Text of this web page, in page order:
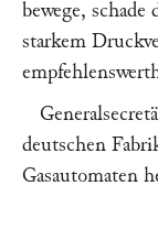
bewege,
starkem
deutschen
Gasautomaten